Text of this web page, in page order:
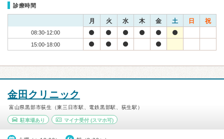
診療時間
月 火 水 木 金 土 日 祝
08:30-12:00
15:00-18:00
金田クリニック
富山県黒部市荻生（東三日市駅、電鉄黒部駅、荻生駅）
駐車場あり マイナ受付(スマホ可)